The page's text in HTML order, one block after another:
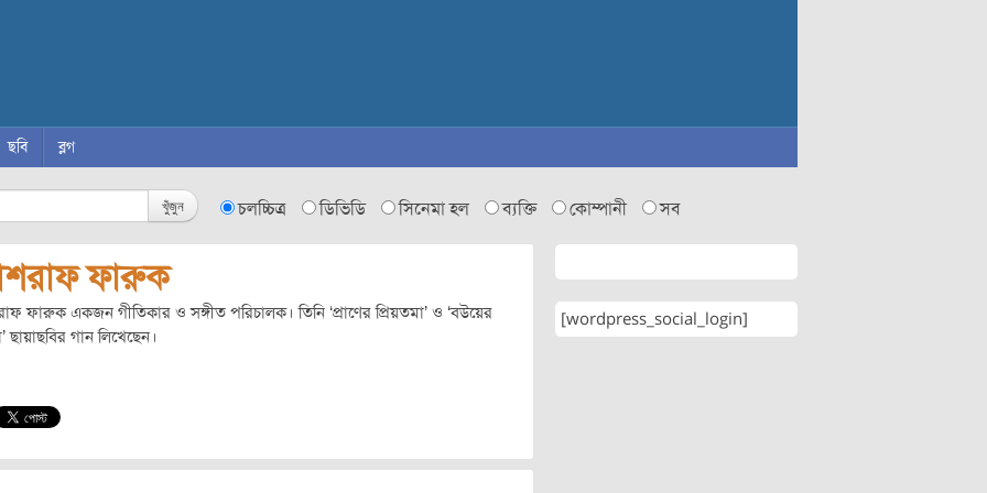
ছবি ব্লগ
খুঁজুন চলচ্চিত্র ডিভিডি সিনেমা হল ব্যক্তি কোম্পানী সব
ফারুক
ফারুক একজন গীতিকার ও সঙ্গীত পরিচালক। তিনি ‘প্রাণের প্রিয়তমা’ ও ‘বউয়ের
ছায়াছবির গান লিখেছেন।
[wordpress_social_login]